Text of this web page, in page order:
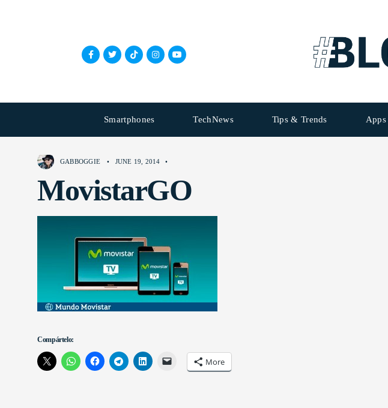
Smartphones TechNews Tips & Trends Apps
GABBOGGIE • JUNE 19, 2014 •
MovistarGO
Compártelo:
More